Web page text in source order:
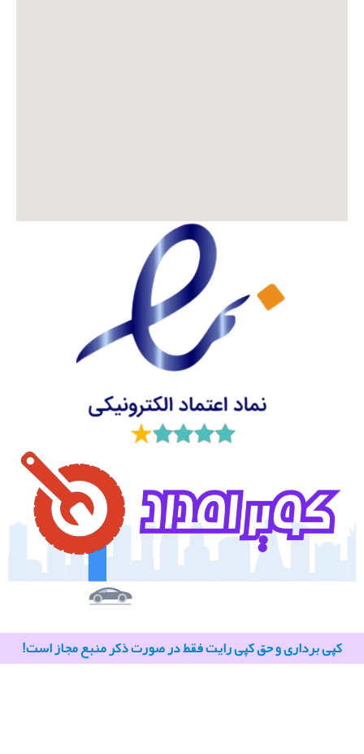
کپی برداری و حق کپی رایت فقط در صورت ذکر منبع مجاز است!